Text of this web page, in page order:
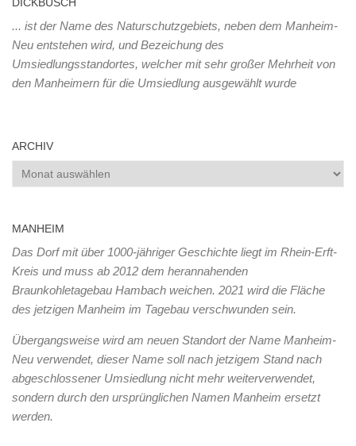
... ist der Name des Naturschutzgebiets, neben dem Manheim-
Neu entstehen wird, und Bezeichung des
Umsiedlungsstandortes, welcher mit sehr großer Mehrheit von
den Manheimern für die Umsiedlung ausgewählt wurde
ARCHIV
Archiv
MANHEIM
Das Dorf mit über 1000-jähriger Geschichte liegt im Rhein-Erft-
Kreis und muss ab 2012 dem herannahenden
Braunkohletagebau Hambach weichen. 2021 wird die Fläche
des jetzigen Manheim im Tagebau verschwunden sein.
Übergangsweise wird am neuen Standort der Name Manheim-
Neu verwendet, dieser Name soll nach jetzigem Stand nach
abgeschlossener Umsiedlung nicht mehr weiterverwendet,
sondern durch den ursprünglichen Namen Manheim ersetzt
werden.